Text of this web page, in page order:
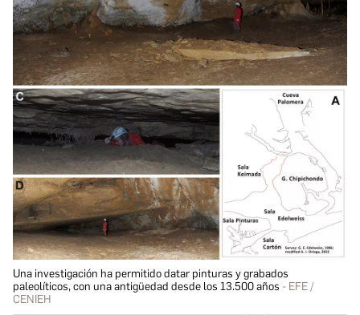
Una investigación ha permitido datar pinturas y grabados
paleolíticos, con una antigüedad desde los 13.500 años
EFE /
CENIEH